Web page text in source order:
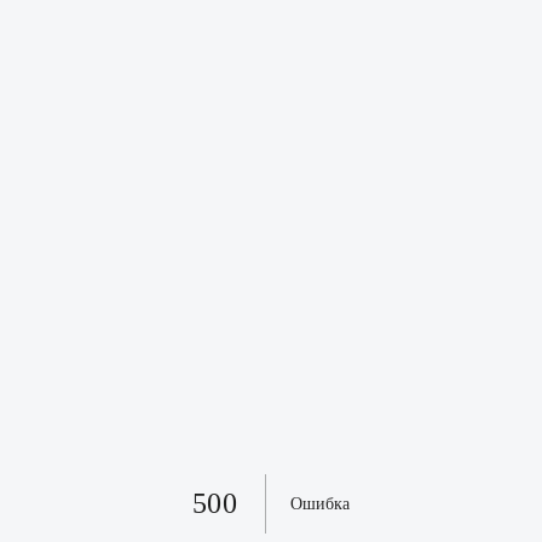
500 Ошибка